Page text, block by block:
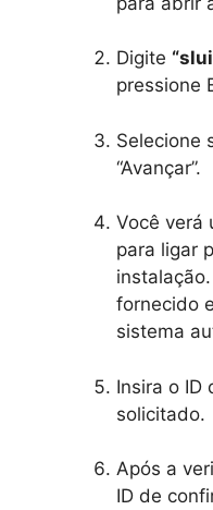
Digite
pressione
Selecione
“Avançar”.
Você verá
para ligar
fornecido
sistema
Insira o ID
solicitado.
Após a
ID de